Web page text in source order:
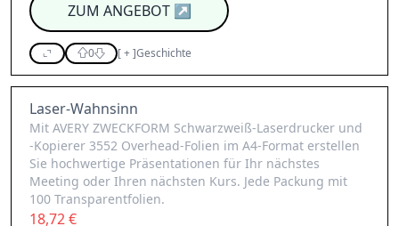
ZUM ANGEBOT↗
0 [+]Geschichte
Laser-Wahnsinn
Mit AVERY ZWECKFORM Schwarzweiß-Laserdrucker und
-Kopierer 3552 Overhead-Folien im A4-Format erstellen
Sie hochwertige Präsentationen für Ihr nächstes
Meeting oder Ihren nächsten Kurs. Jede Packung mit
100 Transparentfolien.
18,72 €